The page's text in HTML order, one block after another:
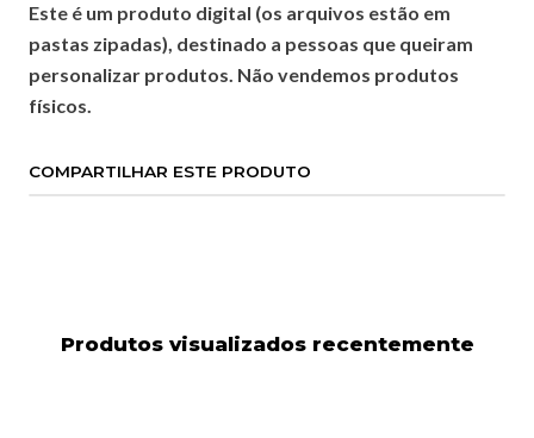
Este é um produto digital (os arquivos estão em
pastas zipadas), destinado a pessoas que queiram
personalizar produtos. Não vendemos produtos
físicos.
COMPARTILHAR ESTE PRODUTO
Produtos visualizados recentemente